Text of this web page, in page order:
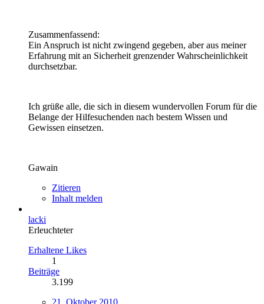
Zusammenfassend:
Ein Anspruch ist nicht zwingend gegeben, aber aus meiner
Erfahrung mit an Sicherheit grenzender Wahrscheinlichkeit
durchsetzbar.
Ich grüße alle, die sich in diesem wundervollen Forum für die
Belange der Hilfesuchenden nach bestem Wissen und
Gewissen einsetzen.
Gawain
Zitieren
Inhalt melden
lacki
Erleuchteter
Erhaltene Likes
1
Beiträge
3.199
21. Oktober 2010